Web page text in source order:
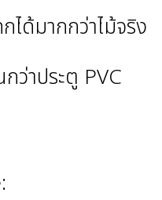
ได้มากกว่าไม้จริง
ว่าประตู PVC